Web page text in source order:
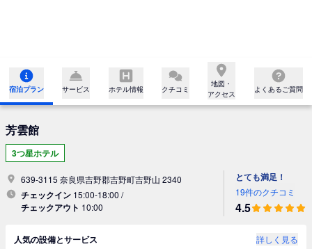
宿泊プラン サービス ホテル情報 クチコミ
地図・
アクセス
よくあるご質問
芳雲館
3つ星ホテル
639-3115 奈良県吉野郡吉野町吉野山 2340
チェックイン 15:00-18:00 /
チェックアウト 10:00
とても満足！
19件のクチコミ
4.5
人気の設備とサービス
詳しく見る